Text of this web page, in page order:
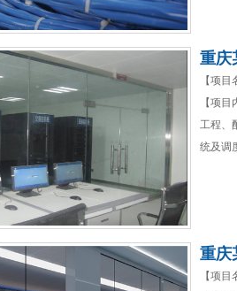
重庆
【项
【项
工程、
统及调
重庆
【项